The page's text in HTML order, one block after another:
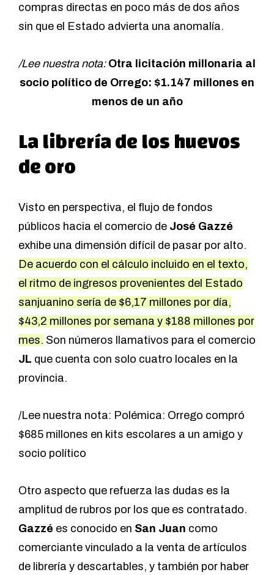
compras directas en poco más de dos años
sin que el Estado advierta una anomalía.
/Lee nuestra nota: Otra licitación millonaria al
socio político de Orrego: $1.147 millones en
menos de un año
La librería de los huevos
de oro
Visto en perspectiva, el flujo de fondos
públicos hacia el comercio de José Gazzé
exhibe una dimensión difícil de pasar por alto.
De acuerdo con el cálculo incluido en el texto,
el ritmo de ingresos provenientes del Estado
sanjuanino sería de $6,17 millones por día,
$43,2 millones por semana y $188 millones por
mes. Son números llamativos para el comercio
JL que cuenta con solo cuatro locales en la
provincia.
/Lee nuestra nota: Polémica: Orrego compró
$685 millones en kits escolares a un amigo y
socio político
Otro aspecto que refuerza las dudas es la
amplitud de rubros por los que es contratado.
Gazzé es conocido en San Juan como
comerciante vinculado a la venta de artículos
de librería y descartables, y también por haber